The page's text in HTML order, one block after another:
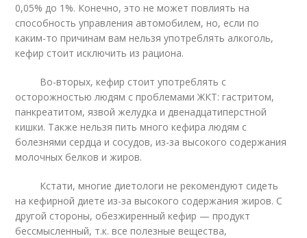
0,05% до 1%. Конечно, это не может повлиять на
способность управления автомобилем, но, если по
каким-то причинам вам нельзя употреблять алкоголь,
кефир стоит исключить из рациона.
Во-вторых, кефир стоит употреблять с
осторожностью людям с проблемами ЖКТ: гастритом,
панкреатитом, язвой желудка и двенадцатиперстной
кишки. Также нельзя пить много кефира людям с
болезнями сердца и сосудов, из-за высокого содержания
молочных белков и жиров.
Кстати, многие диетологи не рекомендуют сидеть
на кефирной диете из-за высокого содержания жиров. С
другой стороны, обезжиренный кефир — продукт
бессмысленный, т.к. все полезные вещества,